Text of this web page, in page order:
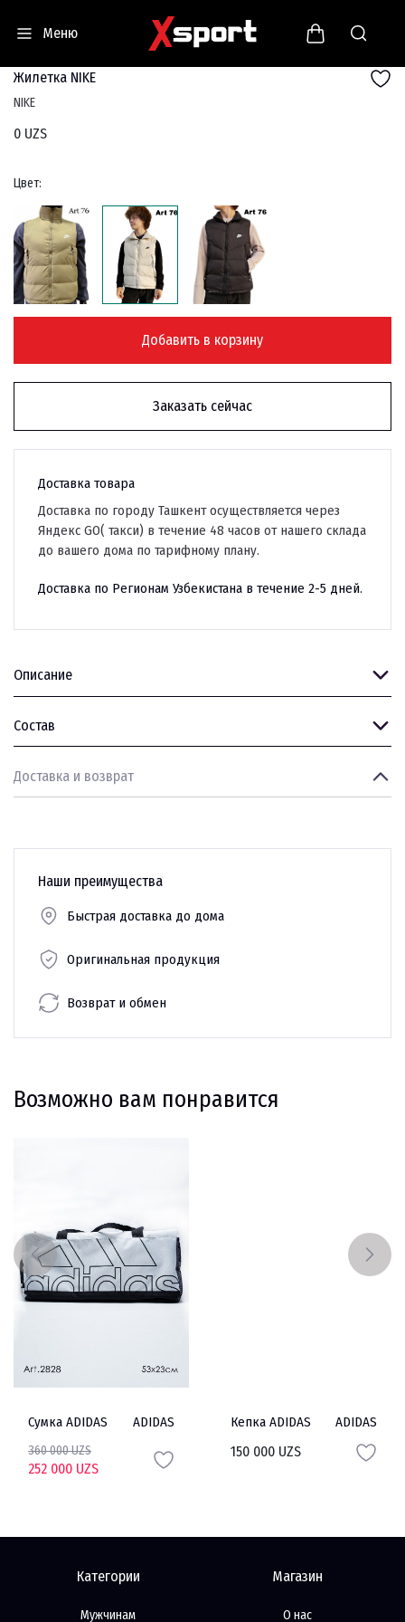
Меню
Жилетка NIKE
NIKE
0 UZS
Цвет:
Добавить в корзину
Заказать сейчас
Доставка товара
Доставка по городу Ташкент осуществляется через
Яндекс GO( такси) в течение 48 часов от нашего склада
до вашего дома по тарифному плану.
Доставка по Регионам Узбекистана в течение 2-5 дней.
Описание
Состав
Доставка и возврат
Наши преимущества
Быстрая доставка до дома
Оригинальная продукция
Возврат и обмен
Возможно вам понравится
Сумка ADIDAS ADIDAS
360 000 UZS
252 000 UZS
Кепка ADIDAS ADIDAS
150 000 UZS
Категории
Мужчинам
Магазин
О нас